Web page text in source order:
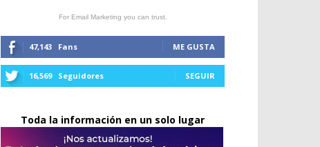
For Email Marketing you can trust.
47,143 Fans ME GUSTA
16,569 Seguidores SEGUIR
Toda la información en un solo lugar